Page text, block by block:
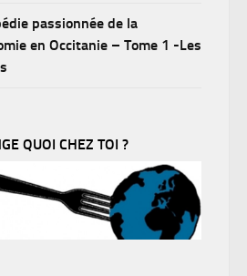
passionnée de la
en Occitanie – Tome 1 -Les
QUOI CHEZ TOI ?